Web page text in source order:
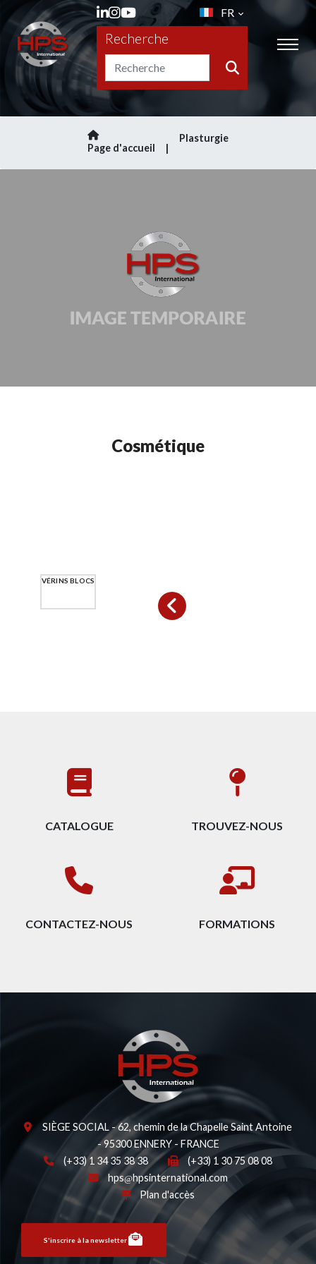
FR
Recherche
Page d'accueil
Plasturgie
Cosmétique
VÉRINS BLOCS
CATALOGUE TROUVEZ-NOUS
CONTACTEZ-NOUS FORMATIONS
SIÈGE SOCIAL - 62, chemin de la Chapelle Saint Antoine
- 95300 ENNERY - FRANCE
(+33) 1 34 35 38 38
(+33) 1 30 75 08 08
hps
hpsinternational.com
Plan d'accès
S'inscrire à la newsletter